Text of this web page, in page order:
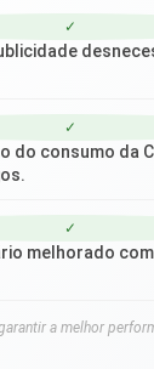
✓
✓
do consumo da
✓
melhorado
a melhor